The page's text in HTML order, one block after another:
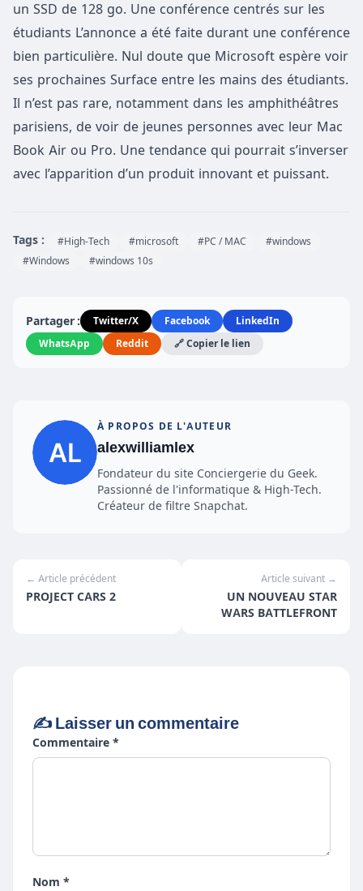
un SSD de 128 go. Une conférence centrés sur les
étudiants L’annonce a été faite durant une conférence
bien particulière. Nul doute que Microsoft espère voir
ses prochaines Surface entre les mains des étudiants.
Il n’est pas rare, notamment dans les amphithéâtres
parisiens, de voir de jeunes personnes avec leur Mac
Book Air ou Pro. Une tendance qui pourrait s’inverser
avec l’apparition d’un produit innovant et puissant.
Tags : #High-Tech #microsoft #PC / MAC
#windows
#Windows
#windows 10s
Partager : Twitter/X Facebook
LinkedIn
WhatsApp
Reddit 🔗 Copier le lien
À PROPOS DE L'AUTEUR
alexwilliamlex
Fondateur du site Conciergerie du Geek.
Passionné de l'informatique & High-Tech.
Créateur de filtre Snapchat.
← Article précédent
PROJECT CARS 2
Article suivant →
UN NOUVEAU STAR
WARS BATTLEFRONT
✍️ Laisser un commentaire
Commentaire *
Nom *